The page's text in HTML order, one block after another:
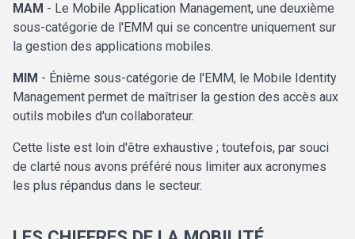
MAM - Le Mobile Application Management, une deuxième
sous-catégorie de l'EMM qui se concentre uniquement sur
la gestion des applications mobiles.
MIM - Énième sous-catégorie de l'EMM, le Mobile Identity
Management permet de maîtriser la gestion des accès aux
outils mobiles d'un collaborateur.
Cette liste est loin d'être exhaustive ; toutefois, par souci
de clarté nous avons préféré nous limiter aux acronymes
les plus répandus dans le secteur.